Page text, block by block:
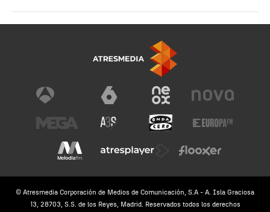
© Atresmedia Corporación de Medios de Comunicación, S.A - A. Isla Graciosa
13, 28703, S.S. de los Reyes, Madrid. Reservados todos los derechos